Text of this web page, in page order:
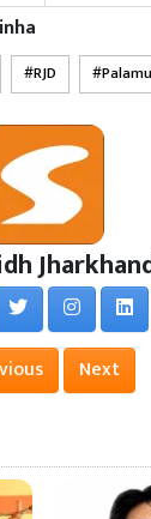
RJD Palamu
Next